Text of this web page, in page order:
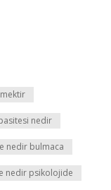
nedir
nedir bulmaca
nedir psikolojide